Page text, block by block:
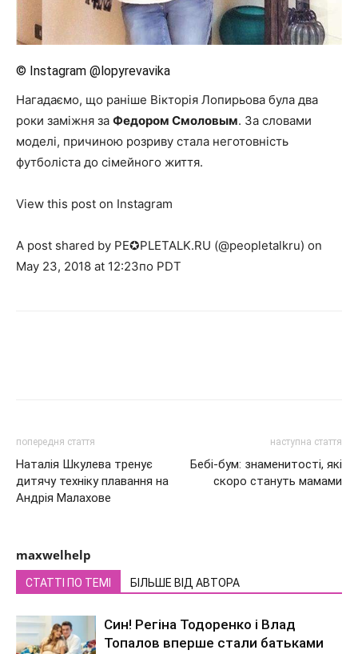
© Instagram @lopyrevavika
Нагадаємо, що раніше Вікторія Лопирьова була два
роки заміжня за Федором Смоловым. За словами
моделі, причиною розриву стала неготовність
футболіста до сімейного життя.
View this post on Instagram
A post shared by PE✪PLETALK.RU (@peopletalkru) on
May 23, 2018 at 12:23по PDT
попередня стаття
Наталія Шкулева тренує
дитячу техніку плавання на
Андрія Малахове
наступна стаття
Бебі-бум: знаменитості, які
скоро стануть мамами
maxwelhelp
СТАТТІ ПО ТЕМІ БІЛЬШЕ ВІД АВТОРА
Син! Регіна Тодоренко і Влад
Топалов вперше стали батьками